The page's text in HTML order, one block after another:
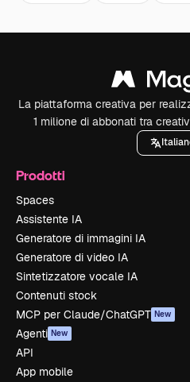
La piattaforma creativa per
1 milione di abbonati tra
Prodotti
Spaces
Assistente IA
Generatore di immagini IA
Generatore di video IA
Sintetizzatore vocale IA
Contenuti stock
MCP per Claude/ChatGPT New
Agenti New
API
App mobile